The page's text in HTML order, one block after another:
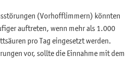
(Vorhofflimmern) könnten
auftreten, wenn mehr als 1.000
pro Tag eingesetzt werden.
vor, sollte die Einnahme mit dem